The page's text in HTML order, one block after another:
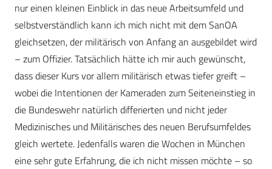
nur einen kleinen Einblick in das neue Arbeitsumfeld und
selbstverständlich kann ich mich nicht mit dem SanOA
gleichsetzen, der militärisch von Anfang an ausgebildet wird
– zum Offizier. Tatsächlich hätte ich mir auch gewünscht,
dass dieser Kurs vor allem militärisch etwas tiefer greift –
wobei die Intentionen der Kameraden zum Seiteneinstieg in
die Bundeswehr natürlich differierten und nicht jeder
Medizinisches und Militärisches des neuen Berufsumfeldes
gleich wertete. Jedenfalls waren die Wochen in München
eine sehr gute Erfahrung, die ich nicht missen möchte – so